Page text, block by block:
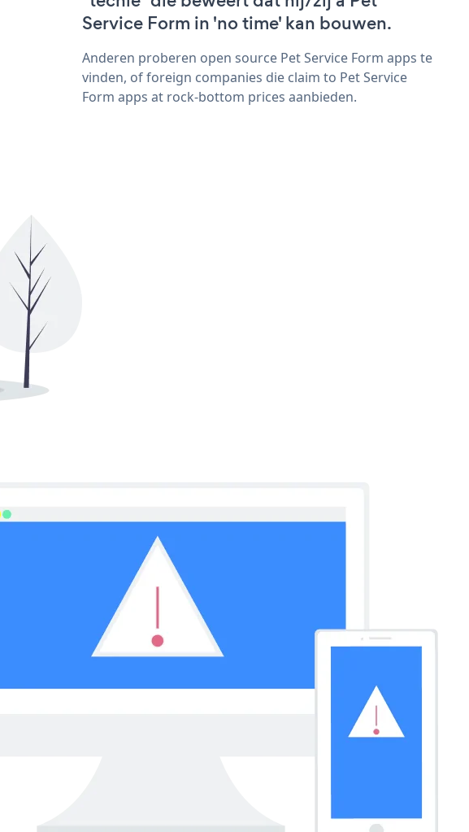
Service Form in 'no time' kan bouwen.
Anderen proberen open source Pet Service Form apps te
vinden, of foreign companies die claim to Pet Service
Form apps at rock-bottom prices aanbieden.